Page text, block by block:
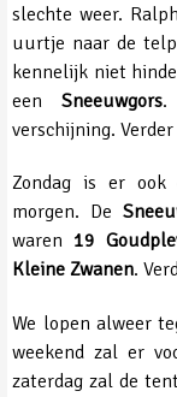
slechte weer.
uurtje naar de
kennelijk niet
eenSneeuwgors.
verschijning.
Zondag is er
morgen. De
waren 19
Kleine Zwanen.
We lopen alweer
weekend zal er
zaterdag zal de